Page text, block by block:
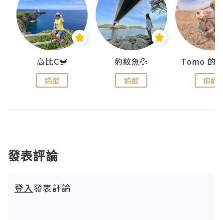
高比C🐒
追蹤
豹紋魚💦
追蹤 追蹤
發表評論
登入發表評論